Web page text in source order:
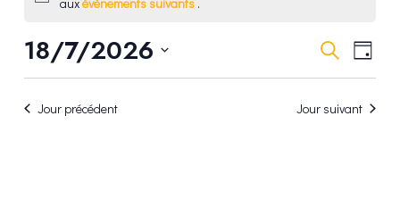
FOR
18
JUIL,
ET
Recherche
DE
Jour
18/7/2026
Sélectionnez
uneJour précédent Jour suivant